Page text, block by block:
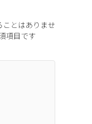
ことはありませ
項目です